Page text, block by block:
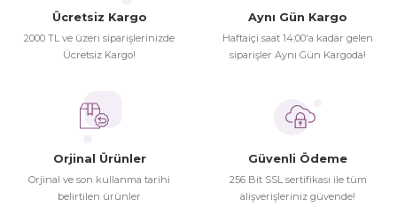
Ücretsiz Kargo
2000 TL ve üzeri siparişlerinizde
Ücretsiz Kargo!
Aynı Gün Kargo
Haftaiçi saat 14:00'a kadar gelen
siparişler Aynı Gün Kargoda!
Orjinal Ürünler
Orjinal ve son kullanma tarihi
belirtilen ürünler
Güvenli Ödeme
256 Bit SSL sertifikası ile tüm
alışverişleriniz güvende!